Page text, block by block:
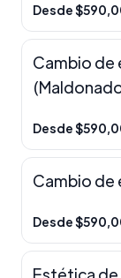
Desde
Cambio de
Desde
Cambio de
Desde
Estética de